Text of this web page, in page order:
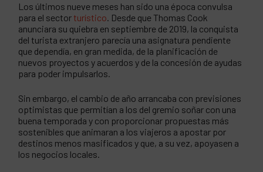
Los últimos nueve meses han sido una época convulsa
para el sector turístico. Desde que Thomas Cook
anunciara su quiebra en septiembre de 2019, la conquista
del turista extranjero parecía una asignatura pendiente
que dependía, en gran medida, de la planificación de
nuevos proyectos y acuerdos y de la concesión de ayudas
para poder impulsarlos.
Sin embargo, el cambio de año arrancaba con previsiones
optimistas que permitían a los del gremio soñar con una
buena temporada y con proporcionar propuestas más
sostenibles que animaran a los viajeros a apostar por
destinos menos masificados y que, a su vez, apoyasen a
los negocios locales.